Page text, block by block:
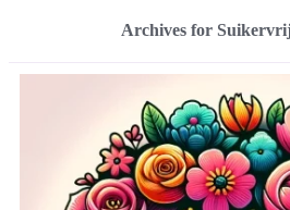
Archives for